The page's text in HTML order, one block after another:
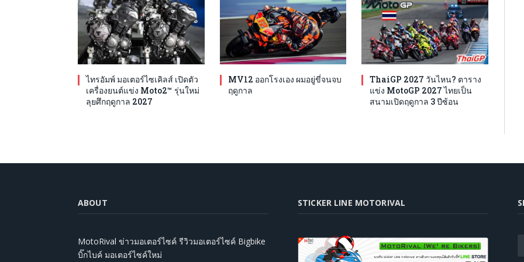
ไทรอัมพ์ มอเตอร์ไซเคิลส์ เปิดตัว
เครื่องยนต์แข่ง Moto2™ รุ่นใหม่
ลุยศึกฤดูกาล 2027
MV12 ออกโรงเอง ผมอยู่ขี่จนจบ
ฤดูกาล
ThaiGP 2027 วันไหน? ตาราง
แข่ง MotoGP 2027 ไทยเป็น
สนามเปิดฤดูกาล 3 ปีซ้อน
ABOUT
MotoRival ข่าวมอเตอร์ไซค์ รีวิวมอเตอร์ไซค์ Bigbike
บิ๊กไบค์ มอเตอร์ไซค์ใหม่
STICKER LINE MOTORIVAL